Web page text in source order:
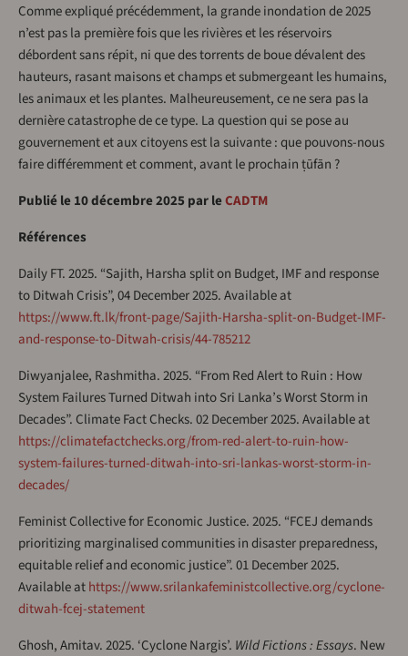
Comme expliqué précédemment, la grande inondation de 2025
n’est pas la première fois que les rivières et les réservoirs
débordent sans répit, ni que des torrents de boue dévalent des
hauteurs, rasant maisons et champs et submergeant les humains,
les animaux et les plantes. Malheureusement, ce ne sera pas la
dernière catastrophe de ce type. La question qui se pose au
gouvernement et aux citoyens est la suivante : que pouvons-nous
faire différemment et comment, avant le prochain ṭūfān ?
Publié le 10 décembre 2025 par leCADTM
Références
Daily FT. 2025. “Sajith, Harsha split on Budget, IMF and response
to Ditwah Crisis”, 04 December 2025. Available at
https://www.ft.lk/front-page/Sajith-Harsha-split-on-Budget-IMF-
and-response-to-Ditwah-crisis/44-785212
Diwyanjalee, Rashmitha. 2025. “From Red Alert to Ruin : How
System Failures Turned Ditwah into Sri Lanka’s Worst Storm in
Decades”. Climate Fact Checks. 02 December 2025. Available at
https://climatefactchecks.org/from-red-alert-to-ruin-how-
system-failures-turned-ditwah-into-sri-lankas-worst-storm-in-
decades/
Feminist Collective for Economic Justice. 2025. “FCEJ demands
prioritizing marginalised communities in disaster preparedness,
equitable relief and economic justice”. 01 December 2025.
Available athttps://www.srilankafeministcollective.org/cyclone-
ditwah-fcej-statement
Ghosh, Amitav. 2025. ‘Cyclone Nargis’. Wild Fictions : Essays. New